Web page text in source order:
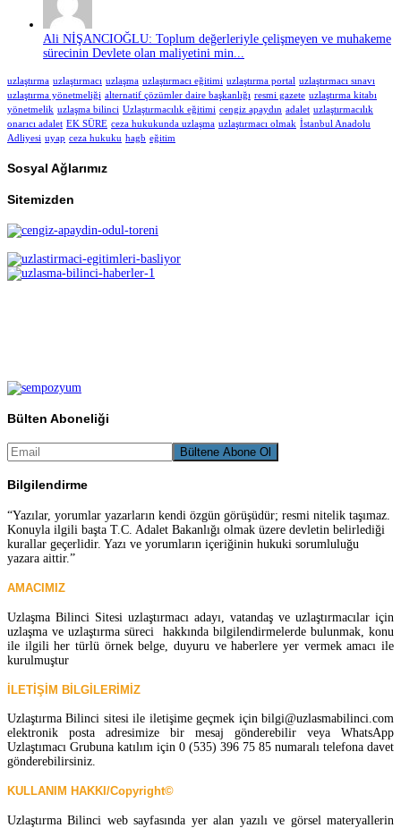
Ali NİŞANCIOĞLU: Toplum değerleriyle çelişmeyen ve muhakeme
sürecinin Devlete olan maliyetini min...
uzlaştırma uzlaştırmacı uzlaşma uzlaştırmacı eğitimi uzlaştırma portal uzlaştırmacı sınavı
uzlaştırma yönetmeliği alternatif çözümler daire başkanlığı resmi gazete uzlaştırma kitabı
yönetmelik uzlaşma bilinci Uzlaştırmacılık eğitimi cengiz apaydın adalet uzlaştırmacılık
onarıcı adalet EK SÜRE ceza hukukunda uzlaşma uzlaştırmacı olmak İstanbul Anadolu
Adliyesi uyap ceza hukuku hagb eğitim
Sosyal Ağlarımız
Sitemizden
Bülten Aboneliği
Bilgilendirme
“Yazılar, yorumlar yazarların kendi özgün görüşüdür; resmi nitelik taşımaz.
Konuyla ilgili başta T.C. Adalet Bakanlığı olmak üzere devletin belirlediği
kurallar geçerlidir. Yazı ve yorumların içeriğinin hukuki sorumluluğu
yazara aittir.”
AMACIMIZ
Uzlaşma Bilinci Sitesi uzlaştırmacı adayı, vatandaş ve uzlaştırmacılar için
uzlaşma ve uzlaştırma süreci hakkında bilgilendirmelerde bulunmak, konu
ile ilgili her türlü örnek belge, duyuru ve haberlere yer vermek amacı ile
kurulmuştur
İLETİŞİM BİLGİLERİMİZ
Uzlaştırma Bilinci sitesi ile iletişime geçmek için bilgi@uzlasmabilinci.com
elektronik posta adresimize bir mesaj gönderebilir veya WhatsApp
Uzlaştımacı Grubuna katılım için 0 (535) 396 75 85 numaralı telefona davet
gönderebilirsiniz.
KULLANIM HAKKI/Copyright©
Uzlaştırma Bilinci web sayfasında yer alan yazılı ve görsel materyallerin